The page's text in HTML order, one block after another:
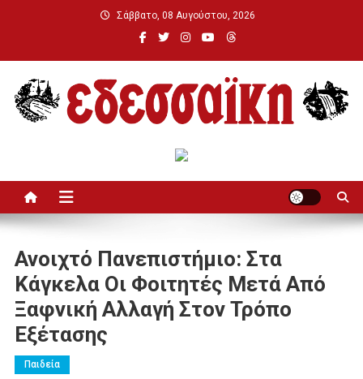
Σάββατο, 08 Αυγούστου, 2026
Ανοιχτό Πανεπιστήμιο: Στα
Κάγκελα Οι Φοιτητές Μετά Από
Ξαφνική Αλλαγή Στον Τρόπο
Εξέτασης
Παιδεία